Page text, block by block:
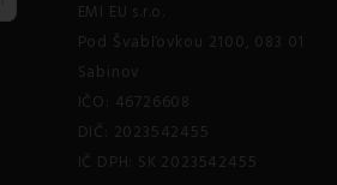
EMI EU s.r.o.
Pod Švabľovkou 2100, 083 01
Sabinov
IČO: 46726608
DIČ: 2023542455
IČ DPH: SK 2023542455